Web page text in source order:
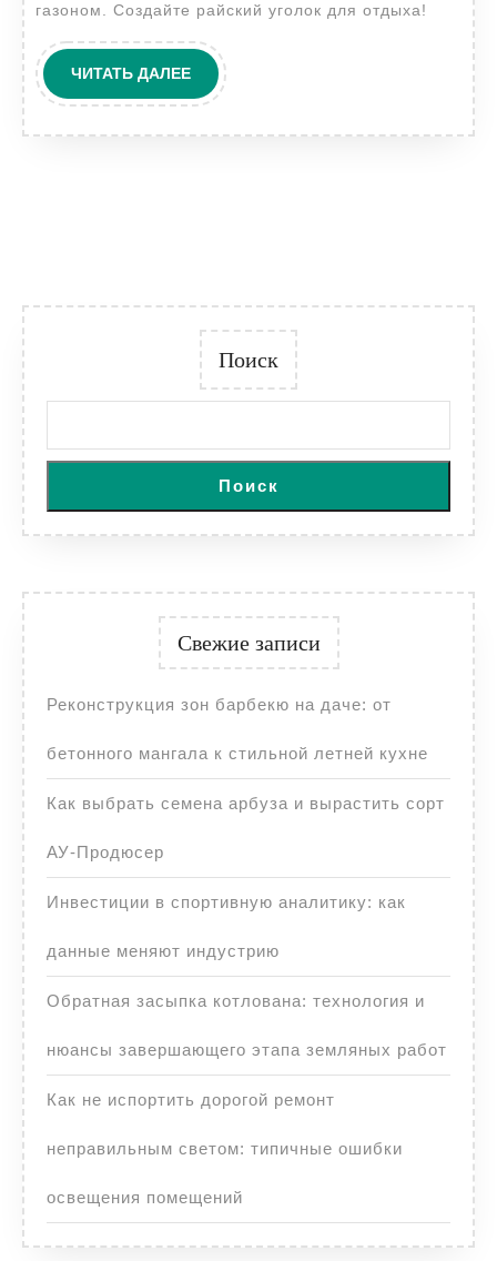
газоном. Создайте райский уголок для отдыха!
ЧИТАТЬ ДАЛЕЕЧИТАТЬ
ДАЛЕЕ
Поиск
Поиск
Свежие записи
Реконструкция зон барбекю на даче: от
бетонного мангала к стильной летней кухне
Как выбрать семена арбуза и вырастить сорт
АУ-Продюсер
Инвестиции в спортивную аналитику: как
данные меняют индустрию
Обратная засыпка котлована: технология и
нюансы завершающего этапа земляных работ
Как не испортить дорогой ремонт
неправильным светом: типичные ошибки
освещения помещений